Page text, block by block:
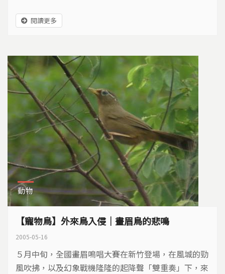
閱讀更多
動物
【寵物鳥】外來鳥入侵｜畫眉鳥的悲鳴
2005-05-16
５月中旬，全國畫眉鳴唱大賽在新竹登場，在風城的勁
風吹拂，以及幻象戰機隆隆的起降聲「雙重奏」下，來